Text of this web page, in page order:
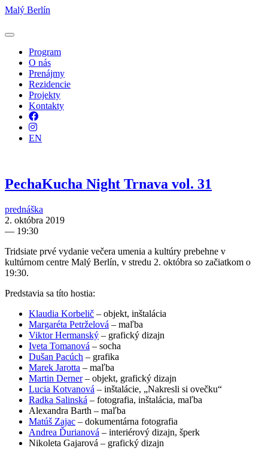
Malý Berlín
Program
O nás
Prenájmy
Rezidencie
Projekty
Kontakty
Facebook
Instagram
EN
PechaKucha Night Trnava vol. 31
prednáška
2. októbra 2019
— 19:30
Tridsiate prvé vydanie večera umenia a kultúry prebehne v
kultúrnom centre Malý Berlín, v stredu 2. októbra so začiatkom o
19:30.
Predstavia sa títo hostia:
Klaudia Korbelič – objekt, inštalácia
Margaréta Petrželová – maľba
Viktor Hermanský – grafický dizajn
Iveta Tomanová – socha
Dušan Pacúch – grafika
Marek Jarotta – maľba
Martin Derner– objekt, grafický dizajn
Lucia Kotvanová – inštalácie, „Nakresli si ovečku“
Radka Salinská – fotografia, inštalácia, maľba
Alexandra Barth – maľba
Matúš Zajac – dokumentárna fotografia
Andrea Ďurianová – interiérový dizajn, šperk
Nikoleta Gajarová – grafický dizajn